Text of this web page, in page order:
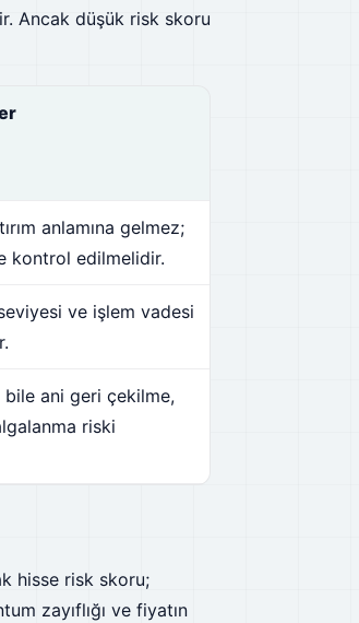
Ancak düşük risk skoru
anlamına gelmez;
kontrol edilmelidir.
ve işlem vadesi
ani geri çekilme,
riski
hisse risk skoru;
zayıflığı ve fiyatın